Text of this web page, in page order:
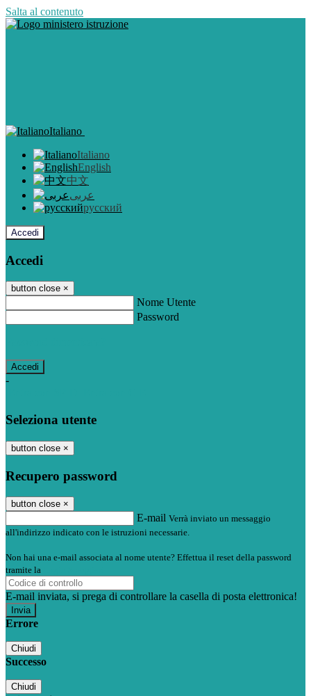
Salta al contenuto
Italiano
Italiano
English
中文
عربى
русский
Accedi
Accedi
button close ×
Nome Utente
Password
-
Seleziona utente
button close ×
Recupero password
button close ×
E-mail Verrà inviato un messaggio
all'indirizzo indicato con le istruzioni necessarie.
Non hai una e-mail associata al nome utente? Effettua il reset della password
tramite la
E-mail inviata, si prega di controllare la casella di posta elettronica!
Errore
Chiudi
Successo
Chiudi